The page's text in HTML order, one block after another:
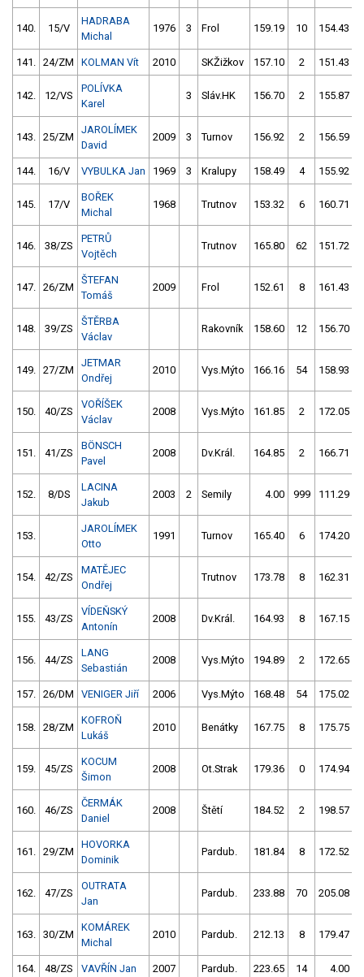
140. 15/V
HADRABA
Michal
1976 3 Frol 159.19 10 154.43
141. 24/ZM KOLMAN Vít 2010 SKŽižkov 157.10 2 151.43
142. 12/VS
POLÍVKA
Karel
3 Sláv.HK 156.70 2 155.87
143. 25/ZM
JAROLÍMEK
David
2009 3 Turnov 156.92 2 156.59
144. 16/V VYBULKA Jan 1969 3 Kralupy 158.49 4 155.92
145. 17/V
BOŘEK
Michal
1968 Trutnov 153.32 6 160.71
146. 38/ZS
PETRŮ
Vojtěch
Trutnov 165.80 62 151.72
147. 26/ZM
ŠTEFAN
Tomáš
2009 Frol 152.61 8 161.43
148. 39/ZS
ŠTĚRBA
Václav
Rakovník 158.60 12 156.70
149. 27/ZM
JETMAR
Ondřej
2010 Vys.Mýto 166.16 54 158.93
150. 40/ZS
VOŘÍŠEK
Václav
2008 Vys.Mýto 161.85 2 172.05
151. 41/ZS
BÖNSCH
Pavel
2008 Dv.Král. 164.85 2 166.71
152. 8/DS
LACINA
Jakub
2003 2 Semily 4.00 999 111.29
153.
JAROLÍMEK
Otto
1991 Turnov 165.40 6 174.20
154. 42/ZS
MATĚJEC
Ondřej
Trutnov 173.78 8 162.31
155. 43/ZS
VÍDEŇSKÝ
Antonín
2008 Dv.Král. 164.93 8 167.15
156. 44/ZS
LANG
Sebastián
2008 Vys.Mýto 194.89 2 172.65
157. 26/DM VENIGER Jiří 2006 Vys.Mýto 168.48 54 175.02
158. 28/ZM
KOFROŇ
Lukáš
2010 Benátky 167.75 8 175.75
159. 45/ZS
KOCUM
Šimon
2008 Ot.Strak 179.36 0 174.94
160. 46/ZS
ČERMÁK
Daniel
2008 Štětí 184.52 2 198.57
161. 29/ZM
HOVORKA
Dominik
Pardub. 181.84 8 172.52
162. 47/ZS
OUTRATA
Jan
Pardub. 233.88 70 205.08
163. 30/ZM
KOMÁREK
Michal
2010 Pardub. 212.13 8 179.47
164. 48/ZS VAVŘÍN Jan 2007 Pardub. 223.65 14 4.00